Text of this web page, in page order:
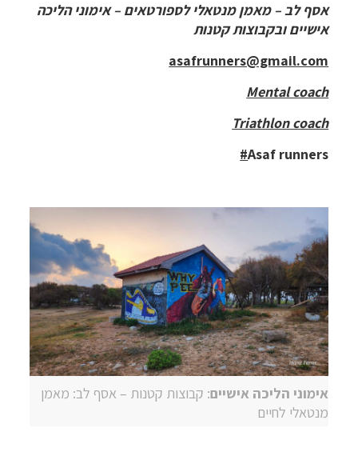
אסף לב – מאמן מנטאלי לספורטאים – אימוני הליכה
אישיים ובקבוצות קטנות
asafrunners@gmail.com
Mental coach
Triathlon coach
Asaf runners
#
אימוני הליכה אישיים: קבוצות קטנות – אסף לב: מאמן
מנטאלי לחיים